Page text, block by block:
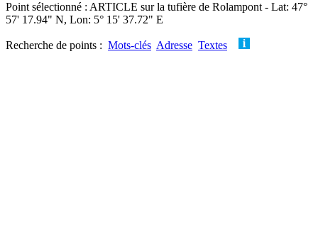
Point sélectionné : ARTICLE sur la tufière de Rolampont - Lat: 47°
57' 17.94" N, Lon: 5° 15' 37.72" E
Recherche de points : Mots-clés Adresse Textes